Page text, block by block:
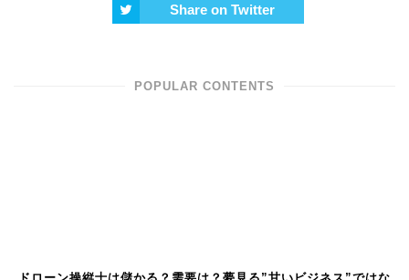
Share on Twitter
POPULAR CONTENTS